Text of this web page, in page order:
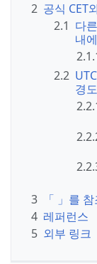
2 공식 CET
2.1 다
내
2.2
경
3
「 」를
4 레퍼런스
5 외부 링크